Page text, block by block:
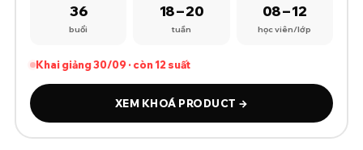
36
buổi
18 – 20
tuần
08 – 12
học viên/lớp
Khai giảng 30/09 · còn 12 suất
XEM KHOÁ PRODUCT →